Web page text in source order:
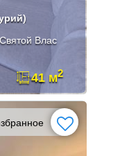
Влас
41 м2